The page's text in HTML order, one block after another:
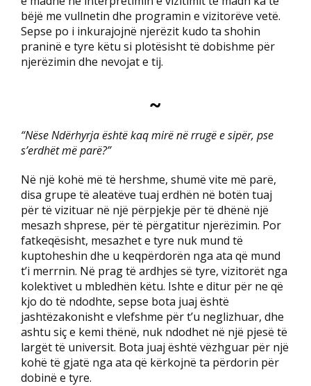
bëjë me vullnetin dhe programin e vizitorëve vetë.
Sepse po i inkurajojnë njerëzit kudo ta shohin
praninë e tyre këtu si plotësisht të dobishme për
njerëzimin dhe nevojat e tij.
~
“Nëse Ndërhyrja është kaq mirë në rrugë e sipër, pse
s’erdhët më parë?”
Në një kohë më të hershme, shumë vite më parë,
disa grupe të aleatëve tuaj erdhën në botën tuaj
për të vizituar në një përpjekje për të dhënë një
mesazh shprese, për të përgatitur njerëzimin. Por
fatkeqësisht, mesazhet e tyre nuk mund të
kuptoheshin dhe u keqpërdorën nga ata që mund
t’i merrnin. Në prag të ardhjes së tyre, vizitorët nga
kolektivet u mbledhën këtu. Ishte e ditur për ne që
kjo do të ndodhte, sepse bota juaj është
jashtëzakonisht e vlefshme për t’u neglizhuar, dhe
ashtu siç e kemi thënë, nuk ndodhet në një pjesë të
largët të universit. Bota juaj është vëzhguar për një
kohë të gjatë nga ata që kërkojnë ta përdorin për
dobinë e tyre.